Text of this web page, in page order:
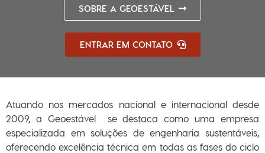
SOBRE A GEOESTÁVEL
ENTRAR EM CONTATO
Atuando nos mercados nacional e internacional desde
2009, a Geoestável se destaca como uma empresa
especializada emsoluções de engenharia sustentáveis,
oferecendoexcelência técnica em todas as fases do ciclo